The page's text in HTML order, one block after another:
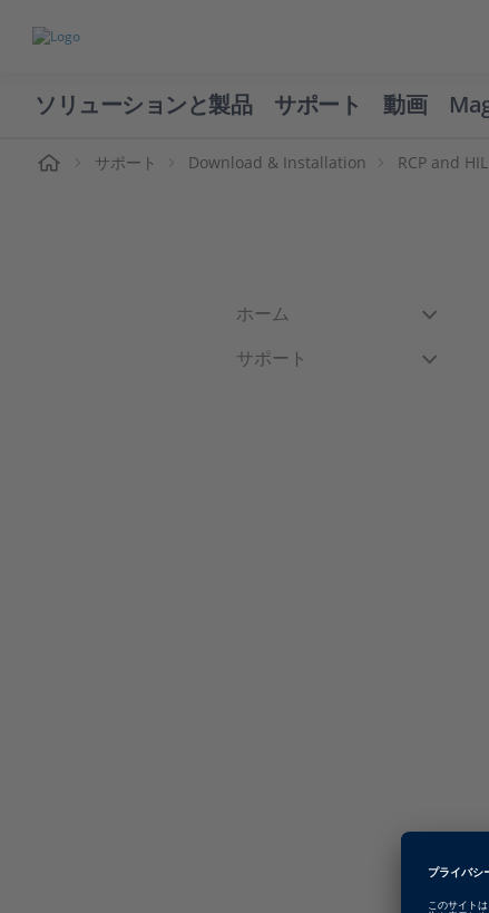
ソリューションと製品 サポート 動画
サポート Download & Installation RCP and
ホーム
サポート